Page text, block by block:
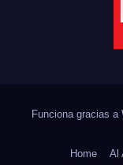
Funciona gracias a
Home Al